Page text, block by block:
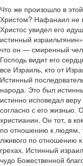
Что же произошло в
Христом? Нафанаил не
Христос увидел его
истинный
что он — смиренный
Господь видит его
все Израиль, кто от
Истинный
народа. Это был
истинно исповедал
согласно с его жизнью.
христианин. Он тот, в
по отношению к людям,
лживого по отношению
грехах. Истинный
чудо Божественной